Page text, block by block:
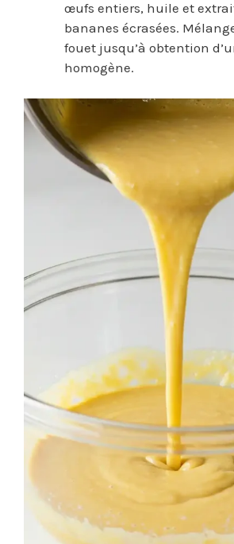
œufs entiers, huile et
bananes écrasées.
fouet jusqu’à obtention
homogène.